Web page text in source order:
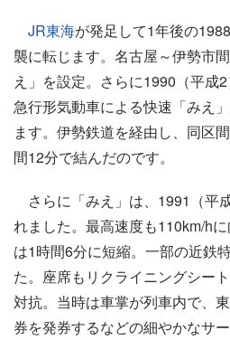
JR東海が発足して1年後の
襲に転じます。名古屋～伊勢市
え」を設定。さらに1990（平成
急行形気動車による快速「みえ
ます。伊勢鉄道を経由し、同区
間12分で結んだのです。
さらに「みえ」は、1991（平
れました。最高速度も110km/h
は1時間6分に短縮。一部の近鉄
た。座席もリクライニングシー
対抗。当時は車掌が列車内で、
券を発券するなどの細やかなサ